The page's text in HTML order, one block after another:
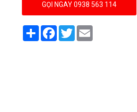
GỌI NGAY 0938 563 114
Share Facebook
Twitter